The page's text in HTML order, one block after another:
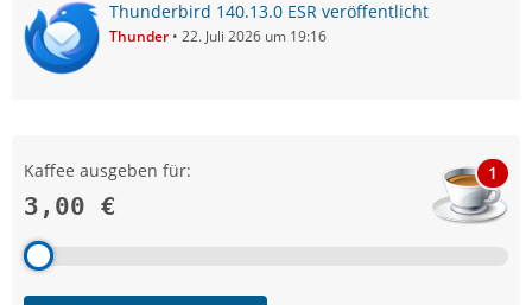
Thunderbird 140.13.0 ESR veröffentlicht
Thunder 22. Juli 2026 um 19:16
Kaffee ausgeben für:
3,00 €
1